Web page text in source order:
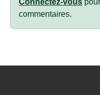
Connectez-vous
commentaires.